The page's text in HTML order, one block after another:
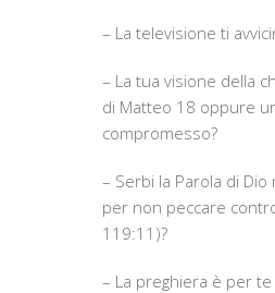
– La televisione ti
– La tua visione della
di Matteo 18 oppure
compromesso?
– Serbi la Parola di
per non peccare
119:11)?
– La preghiera è per